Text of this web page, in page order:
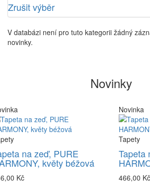
Zrušit výběr
V databázi není pro tuto kategorii žádný
novinky.
Novinky
na zeď, PURE
květy béžová
Kč
Novinka
Tapety
Tapeta
466,00 Kč